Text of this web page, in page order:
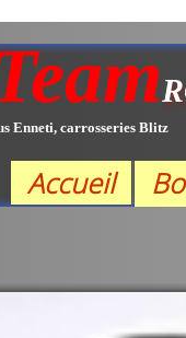
Enneti, carrosseries Blitz
Accueil